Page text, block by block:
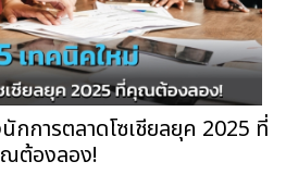
กการตลาดโซเชียลยุค 2025 ที่
ต้องลอง!